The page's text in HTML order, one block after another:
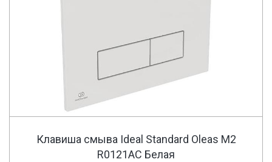
Клавиша смыва Ideal Standard Oleas M2
R0121AC Белая